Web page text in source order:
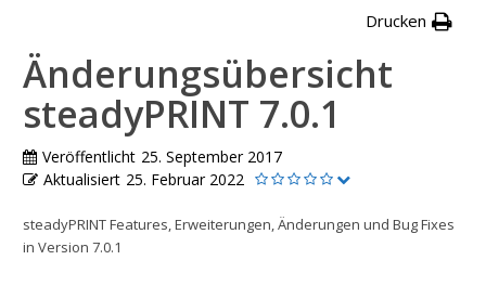
Drucken
Änderungsübersicht
steadyPRINT 7.0.1
Veröffentlicht 25. September 2017
Aktualisiert 25. Februar 2022
steadyPRINT Features, Erweiterungen, Änderungen und Bug Fixes
in Version 7.0.1